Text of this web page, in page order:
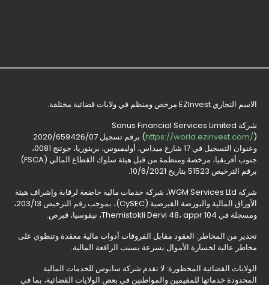
الاسم التجاري EZInvest مرخص ومنظم في ولايات قضائية مختلفة.
شركة Sanus Financial Services Limited
(https://world.ezinvest.com/
) برقم تسجيل 2020/659426/07
وعنوان التسجيل في 17 شارع ميداس، أوليمبوس، بريتوريا، جوتنج 0081،
جنوب أفريقيا، مرخصة ومنظمة من قبل هيئة سلوك القطاع المالي (FSCA)
برقم الترخيص 51523 بتاريخ 10/6/2021.
شركة WGM Services Ltd، شركة خدمات مالية خاضعة لرقابة وإشراف هيئة
الأوراق المالية والبورصة القبرصية (CySEC)، بموجب رقم الترخيص 203/13،
ومسجلة في Themistokli Dervi 48، appr 104، نيقوسيا، قبرص.
تحذير من المخاطر: العقود مقابل الفروقات أدوات مالية معقدة وتنطوي على
مخاطر عالية لخسارة الأموال بسرعة بسبب الرافعة المالية.
الولايات القضائية المحظورة: لا تقدم شركة سانوس للخدمات المالية
المحدودة خدماتها للمقيمين والمواطنين في بعض الولايات القضائية، بما في